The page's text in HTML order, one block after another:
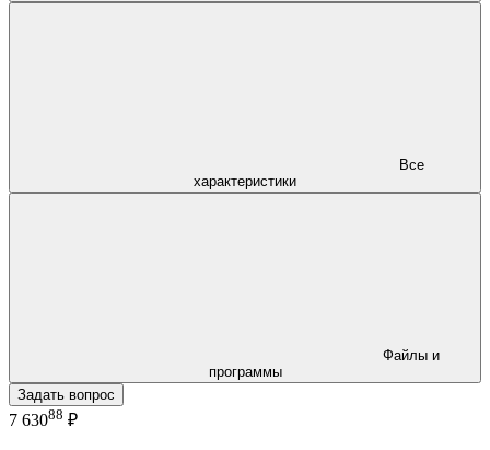
характеристики
программы
Задать вопрос
7 63088 ₽